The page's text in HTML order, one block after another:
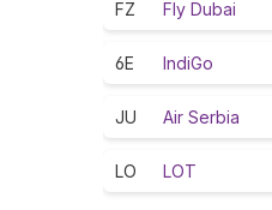
FZ Fly Dubai
6E IndiGo
JU Air Serbia
LO LOT